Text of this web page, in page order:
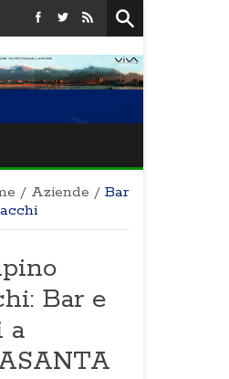
/ Aziende / Bar
Bar e
a